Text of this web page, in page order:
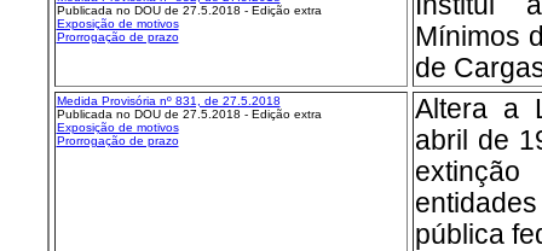
Publicada no DOU de 27.5.2018 - Edição extra
Exposição de motivos
Prorrogação de prazo
Mínimos
de
Medida Provisória nº 831, de 27.5.2018
Publicada no DOU de 27.5.2018 - Edição extra
Exposição de motivos
Prorrogação de prazo
Altera a
abril de
pública